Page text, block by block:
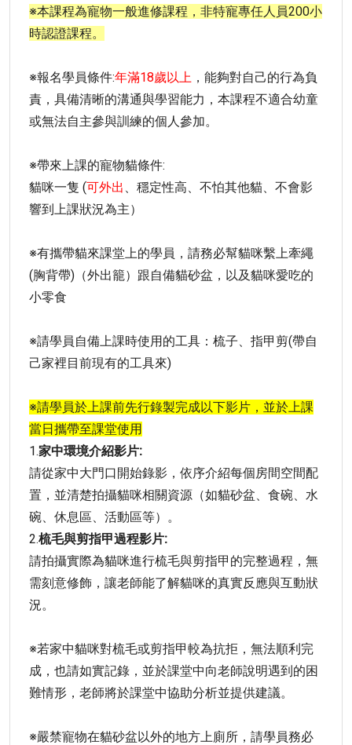
※本課程為寵物一般進修課程，非特寵專任人員200小
時認證課程。
※報名學員條件:年滿18歲以上 ，能夠對自己的行為負
責，具備清晰的溝通與學習能力，本課程不適合幼童
或無法自主參與訓練的個人參加。
※帶來上課的寵物貓條件:
貓咪一隻 (可外出
、穩定性高、不怕其他貓、不會影
響到上課狀況為主）
※有攜帶貓來課堂上的學員，請務必幫貓咪繫上牽繩
(胸背帶)（外出籠）跟自備貓砂盆，以及貓咪愛吃的
小零食
※請學員自備上課時使用的工具：梳子、指甲剪(帶自
己家裡目前現有的工具來)
※請學員於上課前先行錄製完成以下影片，並於上課
當日攜帶至課堂使用
1.家中環境介紹影片:
請從家中大門口開始錄影，依序介紹每個房間空間配
置，並清楚拍攝貓咪相關資源（如貓砂盆、食碗、水
碗、休息區、活動區等）。
2.梳毛與剪指甲過程影片:
請拍攝實際為貓咪進行梳毛與剪指甲的完整過程，無
需刻意修飾，讓老師能了解貓咪的真實反應與互動狀
況。
※若家中貓咪對梳毛或剪指甲較為抗拒，無法順利完
成，也請如實記錄，並於課堂中向老師說明遇到的困
難情形，老師將於課堂中協助分析並提供建議。
※嚴禁寵物在貓砂盆以外的地方上廁所，請學員務必